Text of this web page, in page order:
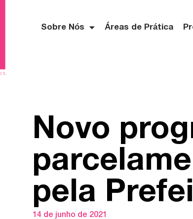
Sobre Nós Áreas de Prática
Novo
pela
14 de junho de 2021